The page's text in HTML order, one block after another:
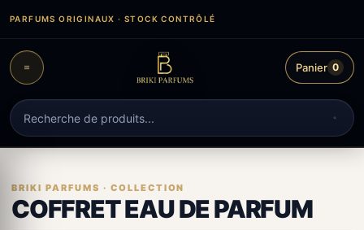
contenu
PARFUMS ORIGINAUX · STOCK CONTRÔLÉ
Recherche
de
produits
Panier 0
COFFRET EAU DE PARFUM